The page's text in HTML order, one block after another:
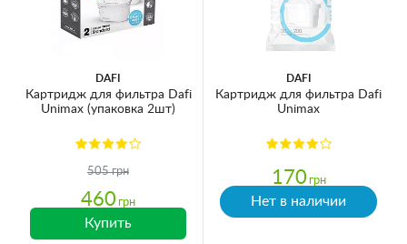
DAFI
Картридж для фильтра Dafi
Unimax (упаковка 2шт)
505 грн
460 грн
Купить
DAFI
Картридж для фильтра Dafi
Unimax
170 грн
Нет в наличии